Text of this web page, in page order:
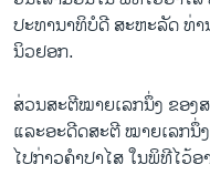
ປະທານາທິບໍດີ ສະຫະລັດ ທ່
ນິວຢອກ.
ສ່ວນສະຕີໝາຍເລກນຶ່ງ ຂອງ
ແລະອະດີດສະຕີ ໝາຍເລກນຶ່
ໄປກ່າວຄຳປາໄສ ໃນພິທີໄວ້